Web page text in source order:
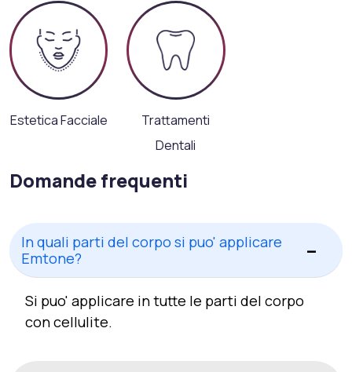
Estetica Facciale
Trattamenti
Dentali
Domande frequenti
In quali parti del corpo si puo' applicare
Emtone?
Si puo' applicare in tutte le parti del corpo
con cellulite.